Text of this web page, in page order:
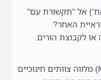
אל "תקשורת עם"
האחר?
או לקבוצת הורים.
הכותבת, יעל שוורץ, יועצת חינוכית (.M.A) מלווה צוותים חינוכיים